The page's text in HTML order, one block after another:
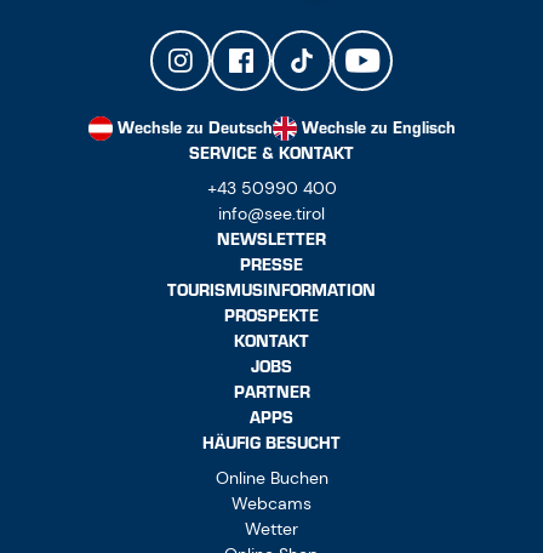
Wechsle zu Deutsch
Wechsle zu Englisch
SERVICE & KONTAKT
+43 50990 400
info@see.tirol
NEWSLETTER
PRESSE
TOURISMUSINFORMATION
PROSPEKTE
KONTAKT
JOBS
PARTNER
APPS
HÄUFIG BESUCHT
Online Buchen
Webcams
Wetter